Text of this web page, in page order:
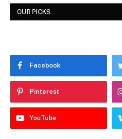
OUR PICKS
Facebook
Pinterest
YouTube